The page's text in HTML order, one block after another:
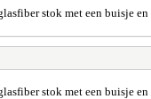
stok met een buisje
stok met een buisje